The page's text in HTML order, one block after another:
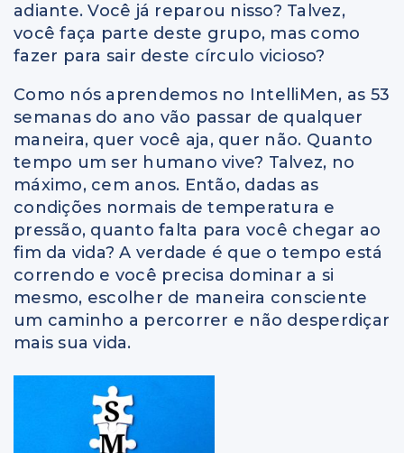
adiante. Você já reparou nisso? Talvez,
você faça parte deste grupo, mas como
fazer para sair deste círculo vicioso?
Como nós aprendemos no IntelliMen, as 53
semanas do ano vão passar de qualquer
maneira, quer você aja, quer não. Quanto
tempo um ser humano vive? Talvez, no
máximo, cem anos. Então, dadas as
condições normais de temperatura e
pressão, quanto falta para você chegar ao
fim da vida? A verdade é que o tempo está
correndo e você precisa dominar a si
mesmo, escolher de maneira consciente
um caminho a percorrer e não desperdiçar
mais sua vida.